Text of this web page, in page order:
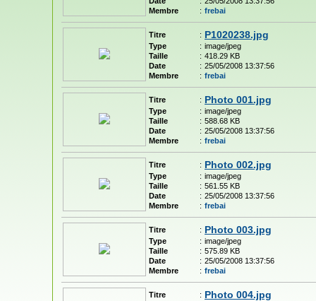
Membre
: frebai
Titre : P1020238.jpg
Type : image/jpeg
Taille
: 418.29 KB
Date
: 25/05/2008 13:37:56
Membre
: frebai
Titre : Photo 001.jpg
Type : image/jpeg
Taille
: 588.68 KB
Date
: 25/05/2008 13:37:56
Membre
: frebai
Titre : Photo 002.jpg
Type : image/jpeg
Taille
: 561.55 KB
Date
: 25/05/2008 13:37:56
Membre
: frebai
Titre : Photo 003.jpg
Type : image/jpeg
Taille
: 575.89 KB
Date
: 25/05/2008 13:37:56
Membre
: frebai
Titre : Photo 004.jpg